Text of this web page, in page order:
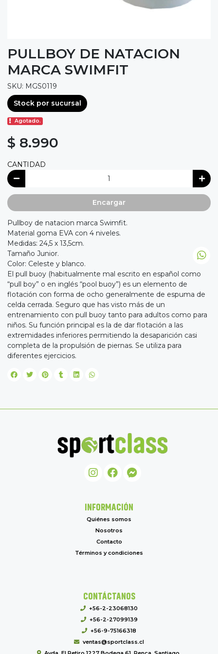
PULLBOY DE NATACION
MARCA SWIMFIT
SKU: MGS0119
Stock por sucursal
Agotado.
$ 8.990
CANTIDAD
Encargar
Pullboy de natacion marca Swimfit.
Material goma EVA con 4 niveles.
Medidas: 24,5 x 13,5cm.
Tamaño Junior.
Color: Celeste y blanco.
El pull buoy (habitualmente mal escrito en español como
“pull boy” o en inglés “pool buoy”) es un elemento de
flotación con forma de ocho generalmente de espuma de
celda cerrada. Seguro que has visto más de un
entrenamiento con pull buoy tanto para adultos como para
niños. Su función principal es la de dar flotación a las
extremidades inferiores permitiendo la desaparición casi
completa de la propulsión de piernas. Se utiliza para
diferentes ejercicios.
INFORMACIÓN
Quiénes somos
Nosotros
Contacto
Términos y condiciones
CONTÁCTANOS
+56-2-23068130
+56-2-27099139
+56-9-75166318
ventas@sportclass.cl